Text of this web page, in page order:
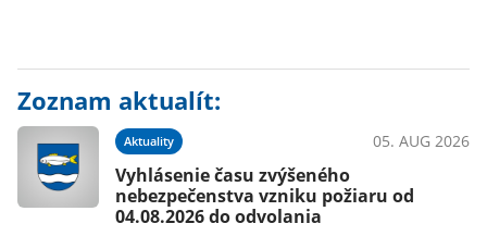
Zoznam aktualít:
Aktuality 05. AUG 2026
Vyhlásenie času zvýšeného
nebezpečenstva vzniku požiaru od
04.08.2026 do odvolania